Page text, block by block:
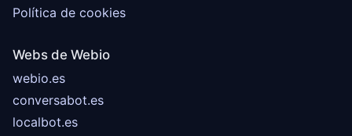
Política de cookies
Webs de Webio
webio.es
conversabot.es
localbot.es